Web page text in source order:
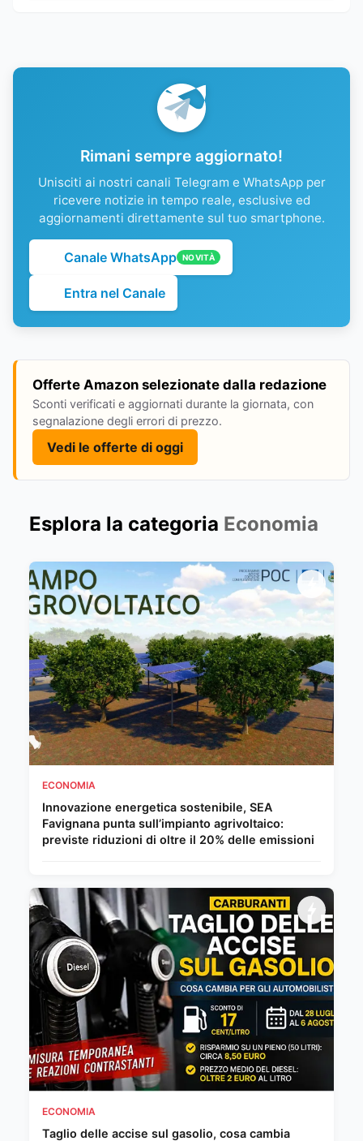
Rimani sempre aggiornato!
Unisciti ai nostri canali Telegram e WhatsApp per
ricevere notizie in tempo reale, esclusive ed
aggiornamenti direttamente sul tuo smartphone.
Canale WhatsApp NOVITÀ
Entra nel Canale
Offerte Amazon selezionate dalla redazione
Sconti verificati e aggiornati durante la giornata, con
segnalazione degli errori di prezzo.
Vedi le offerte di oggi
Esplora la categoria Economia
ECONOMIA
Innovazione energetica sostenibile, SEA
Favignana punta sull’impianto agrivoltaico:
previste riduzioni di oltre il 20% delle emissioni
ECONOMIA
Taglio delle accise sul gasolio, cosa cambia